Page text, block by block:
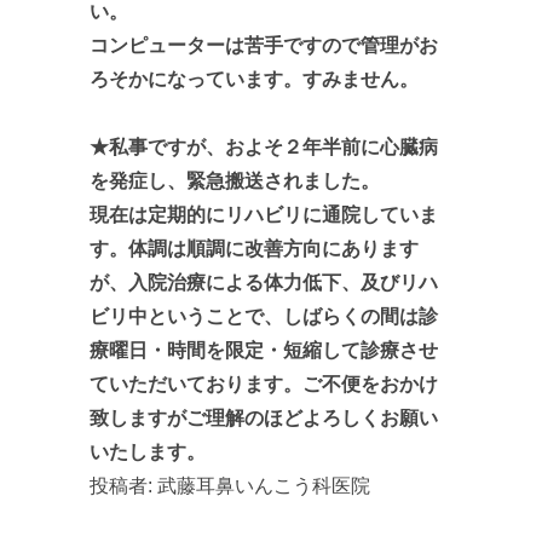
い。
コンピューターは苦手ですので管理がお
ろそかになっています。すみません。
★私事ですが、およそ２年半前に心臓病
を発症し、緊急搬送されました。
現在は定期的にリハビリに通院していま
す。体調は順調に改善方向にあります
が、入院治療による体力低下、及びリハ
ビリ中ということで、しばらくの間は診
療曜日・時間を限定・短縮して診療させ
ていただいております。ご不便をおかけ
致しますがご理解のほどよろしくお願い
いたします。
投稿者: 武藤耳鼻いんこう科医院